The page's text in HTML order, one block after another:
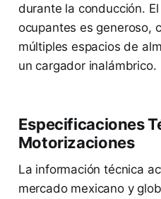
durante la conducción.
ocupantes es generoso,
múltiples espacios de
un cargador inalámbrico.
Especificaciones
Motorizaciones
La información técnica
mercado mexicano y